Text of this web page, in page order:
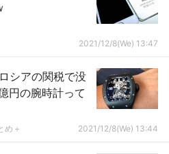
2021/12/8(We) 13:47
シアの関税で没
め＋ 2021/12/8(We) 13:44